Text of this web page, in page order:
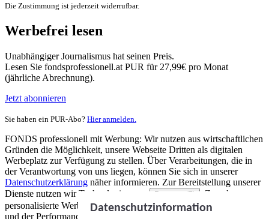
Die Zustimmung ist jederzeit widerrufbar.
Werbefrei lesen
Unabhängiger Journalismus hat seinen Preis.
Lesen Sie fondsprofessionell.at PUR für 27,99€ pro Monat
(jährliche Abrechnung).
Jetzt abonnieren
Sie haben ein PUR-Abo? Hier anmelden.
FONDS professionell mit Werbung: Wir nutzen aus wirtschaftlichen
Gründen die Möglichkeit, unsere Webseite Dritten als digitalen
Werbeplatz zur Verfügung zu stellen. Über Verarbeitungen, die in
der Verantwortung von uns liegen, können Sie sich in unserer
Datenschutzerklärung näher informieren. Zur Bereitstellung unserer
Dienste nutzen wir Technologien von
Partnern (5)
. Zwecke:
personalisierte Werbung und Inhalte, Messung von Werbeleistung
und der Performance von Inhalten sowie Zielgruppenforschung.
Datenschutzinformation